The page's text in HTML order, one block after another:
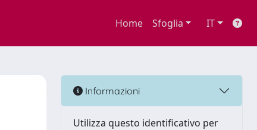
Home Sfoglia IT
Informazioni
Utilizza questo identificativo per